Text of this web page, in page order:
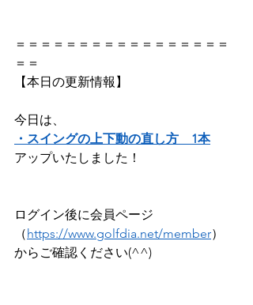
＝＝＝＝＝＝＝＝＝＝＝＝＝＝＝＝＝
＝＝
【本日の更新情報】
今日は、
・スイングの上下動の直し方　1本
アップいたしました！
ログイン後に会員ページ
（https://www.golfdia.net/member）
からご確認ください(^^)